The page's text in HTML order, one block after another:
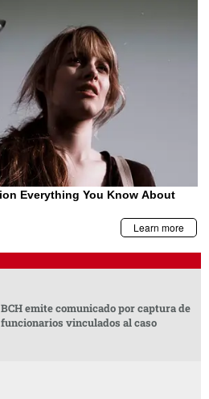
BCH emite comunicado por captura de
funcionarios vinculados al caso